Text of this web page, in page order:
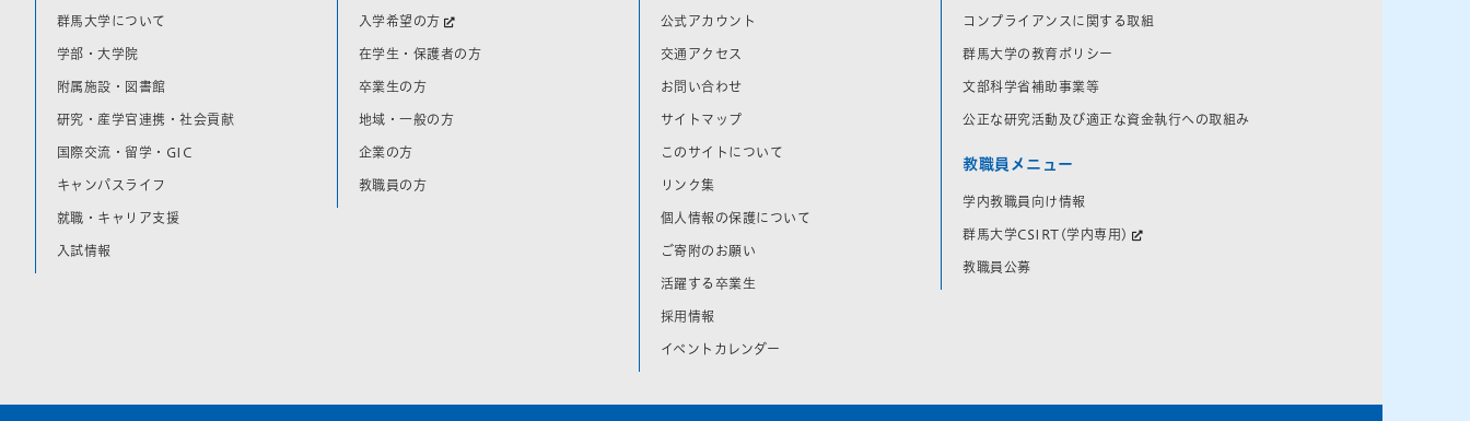
群馬大学について
学部・大学院
附属施設・図書館
研究・産学官連携・社会貢献
国際交流・留学・GIC
キャンパスライフ
就職・キャリア支援
入試情報
入学希望の方
在学生・保護者の方
卒業生の方
地域・一般の方
企業の方
教職員の方
公式アカウント
交通アクセス
お問い合わせ
サイトマップ
このサイトについて
リンク集
個人情報の保護について
ご寄附のお願い
活躍する卒業生
採用情報
イベントカレンダー
コンプライアンスに関する取組
群馬大学の教育ポリシー
文部科学省補助事業等
公正な研究活動及び適正な資金執行への取組み
教職員メニュー
学内教職員向け情報
群馬大学CSIRT(学内専用)
教職員公募